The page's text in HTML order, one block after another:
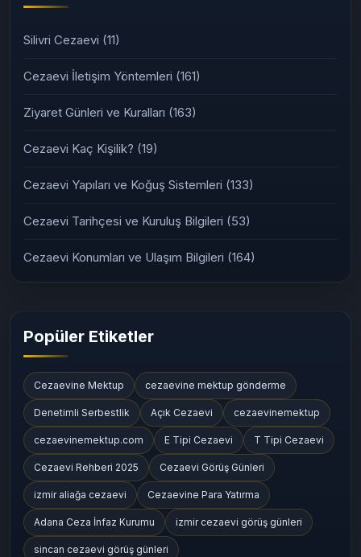
Silivri Cezaevi (11)
Cezaevi İletişim Yöntemleri (161)
Ziyaret Günleri ve Kuralları (163)
Cezaevi Kaç Kişilik? (19)
Cezaevi Yapıları ve Koğuş Sistemleri (133)
Cezaevi Tarihçesi ve Kuruluş Bilgileri (53)
Cezaevi Konumları ve Ulaşım Bilgileri (164)
Popüler Etiketler
Cezaevine Mektup cezaevine mektup gönderme
Denetimli Serbestlik Açık Cezaevi cezaevinemektup
cezaevinemektup.com E Tipi Cezaevi T Tipi Cezaevi
Cezaevi Rehberi 2025 Cezaevi Görüş Günleri
izmir aliağa cezaevi Cezaevine Para Yatırma
Adana Ceza İnfaz Kurumu izmir cezaevi görüş günleri
sincan cezaevi görüş günleri